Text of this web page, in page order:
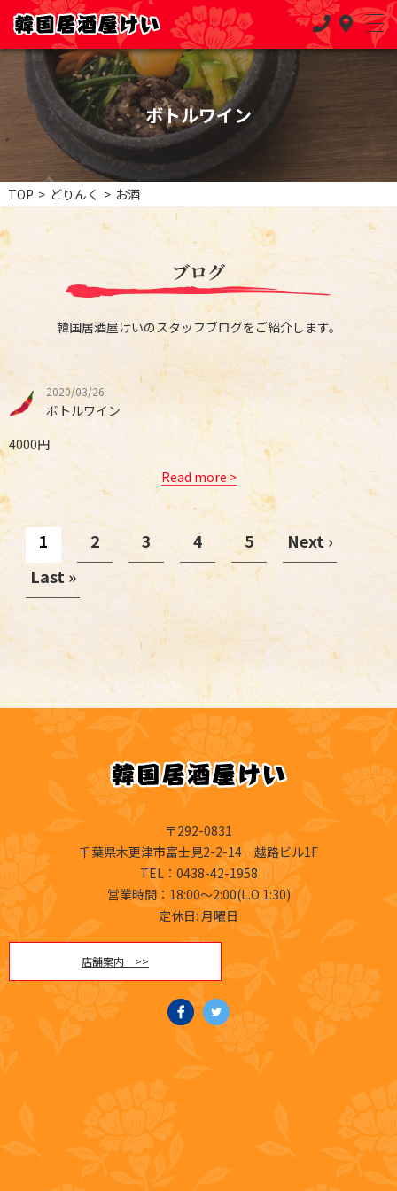
ボトルワイン
TOP > どりんく > お酒
ブログ
韓国居酒屋けいのスタッフブログをご紹介します。
2020/03/26
ボトルワイン
4000円
Read more >
1 2 3 4 5
Next ›
Last »
〒292-0831
千葉県木更津市富士見2-2-14 越路ビル1F
TEL：0438-42-1958
営業時間：18:00～2:00(L.O 1:30)
定休日: 月曜日
店舗案内 >>